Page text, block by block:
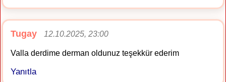
Tugay 12.10.2025, 23:00
Valla derdime derman oldunuz teşekkür ederim
Yanıtla